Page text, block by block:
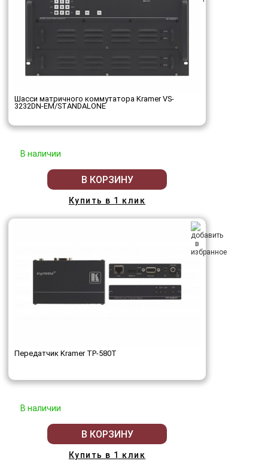
Шасси матричного коммутатора Kramer VS-
3232DN-EM/STANDALONE
В наличии
В КОРЗИНУ
Купить в 1 клик
Передатчик Kramer TP-580T
В наличии
В КОРЗИНУ
Купить в 1 клик